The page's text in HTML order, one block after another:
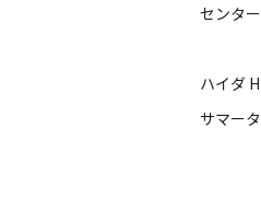
センタ
ハイダ
サマー